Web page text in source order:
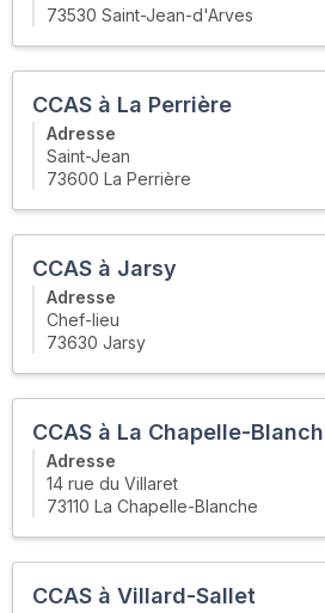
73530 Saint-Jean-d'Arves
CCAS à La Perrière
Adresse
Saint-Jean
73600 La Perrière
CCAS à Jarsy
Adresse
Chef-lieu
73630 Jarsy
CCAS à La Chapelle-
Adresse
14 rue du Villaret
73110 La Chapelle-Blanche
CCAS à Villard-Sallet